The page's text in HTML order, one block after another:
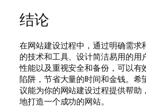
结论
在网站建设过程中，通过明确需求
的技术和工具、设计简洁易用的用
性能以及重视安全和备份，可以有
陷阱，节省大量的时间和金钱。希
议能为你的网站建设过程提供帮助
地打造一个成功的网站。